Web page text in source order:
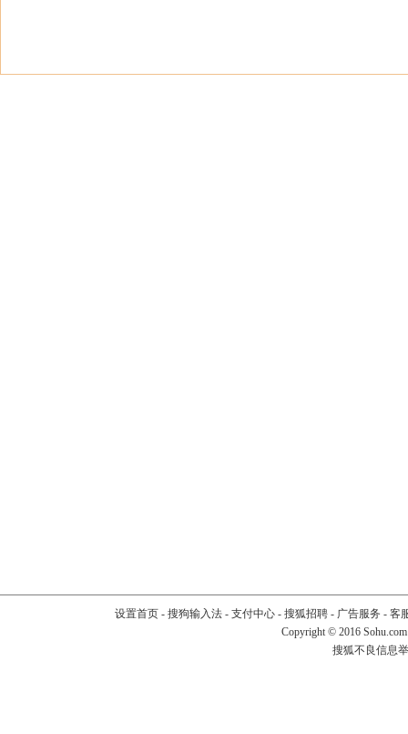
设置首页- 搜狗输入法- 支付中心- 搜狐招聘- 广告服务 - 客
Copyright © 2016
搜狐不良信息